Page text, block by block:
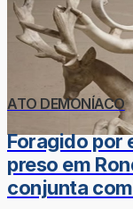
ATO DEMONÍACO
Foragido por
preso em
conjunta